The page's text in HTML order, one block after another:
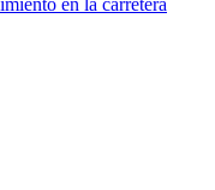
en la carretera